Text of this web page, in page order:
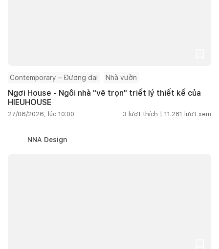
Contemporary – Đương đại Nhà vườn
Ngơi House - Ngôi nhà "vẽ trọn" triết lý thiết kế của
HIEUHOUSE
27/06/2026, lúc 10:00 3 lượt thích | 11.281 lượt xem
NNA Design